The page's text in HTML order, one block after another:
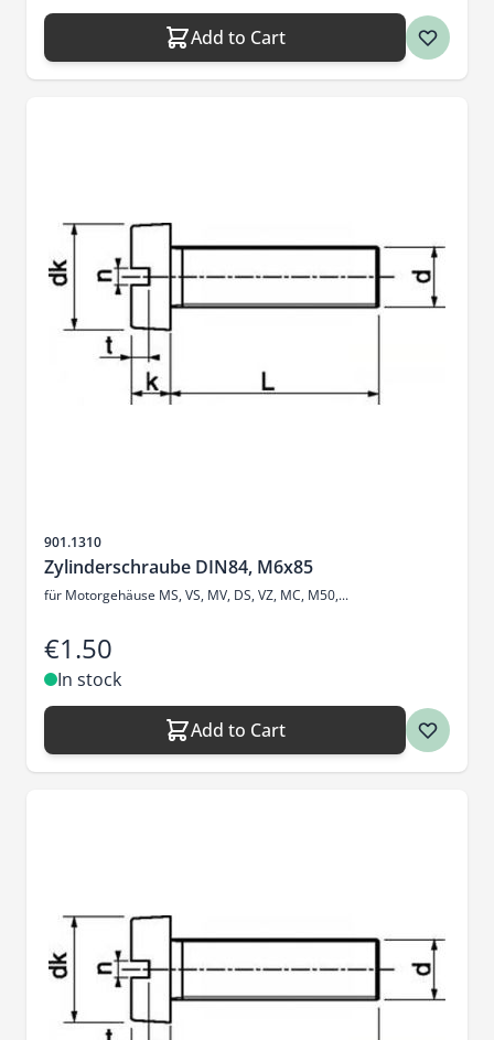
Add to Cart
Sku
901.1310
Zylinderschraube DIN84, M6x85
für Motorgehäuse MS, VS, MV, DS, VZ, MC, M50,...
€1.50
In stock
Add to Cart